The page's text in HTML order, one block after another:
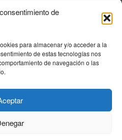
de
para almacenar y/o acceder a la
de estas tecnologías nos
de navegación o las
Events Calendar
|Política de cookies|DNSH|Trabaja con